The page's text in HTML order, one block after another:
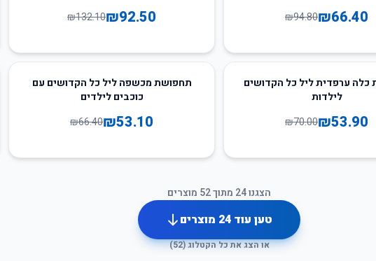
₪66.40
₪94.80
₪92.50
₪132.10
כלה ערפדית ליל כל הקדושים
לילדות
₪53.90
₪70.00
20
תחפושת מכשפה ליל כל הקדושים עם
כוכבים לילדים
₪53.10
₪66.40
הצגנו24 מתוך52 מוצרים
טען עוד 24 מוצרים
או הצג את כל הקטלוג (52
)